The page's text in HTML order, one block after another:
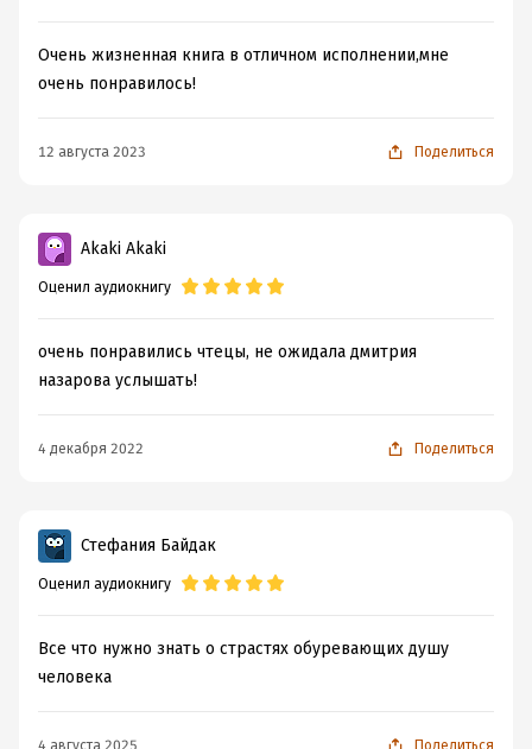
Очень жизненная книга в отличном исполнении,мне
очень понравилось!
12 августа 2023 Поделиться
Akaki Akaki
Оценил аудиокнигу
очень понравились чтецы, не ожидала дмитрия
назарова услышать!
4 декабря 2022 Поделиться
Стефания Байдак
Оценил аудиокнигу
Все что нужно знать о страстях обуревающих душу
человека
4 августа 2025 Поделиться